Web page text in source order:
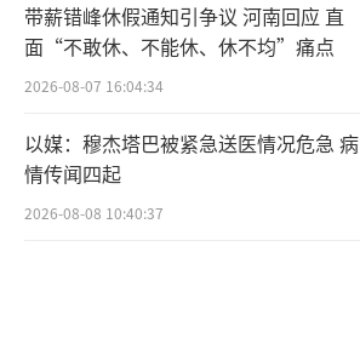
带薪错峰休假通知引争议 河南回应 直
面“不敢休、不能休、休不均”痛点
2026-08-07 16:04:34
以媒：穆杰塔巴被紧急送医情况危急 病
情传闻四起
2026-08-08 10:40:37